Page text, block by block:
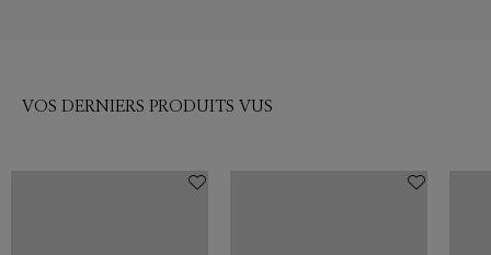
VOS DERNIERS PRODUITS VUS